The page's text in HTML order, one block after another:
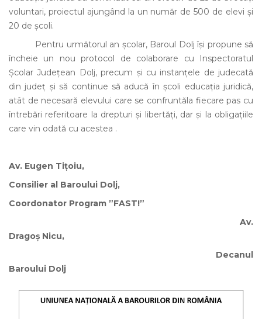
voluntari, proiectul ajungând la un număr de 500 de elevi și
20 de școli.
Pentru următorul an școlar, Baroul Dolj își propune să
încheie un nou protocol de colaborare cu Inspectoratul
Școlar Județean Dolj, precum și cu instanțele de judecată
din județ și să continue să aducă în școli educația juridică,
atât de necesară elevului care se confruntăla fiecare pas cu
întrebări referitoare la drepturi și libertăți, dar și la obligațiile
care vin odată cu acestea .
Av. Eugen Tițoiu,
Consilier al Baroului Dolj,
Coordonator Program ”FAST!”
Av.
Dragoș Nicu,
Decanul
Baroului Dolj